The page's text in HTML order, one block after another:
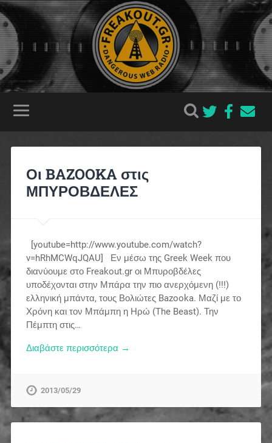
Οι BAZOOKA στις
ΜΠΥΡΟΒΔΕΛΕΣ
[youtube=http://www.youtube.com/watch?
v=hRhMCWqJQAU] Εν μέσω της Greek Week που
διανύουμε στο Freakout.gr οι Μπυροβδέλες
υποδέχονται στην Μπάρα την πιο ανερχόμενη (!!!)
ελληνική μπάντα, τους Βολιώτες Bazooka. Μαζί με το
Χρόνη και τον Μπάμπη η Ηρώ (The Beast). Την
Πέμπτη στις…
Διαβάστε περισσότερα →
2013/05/29